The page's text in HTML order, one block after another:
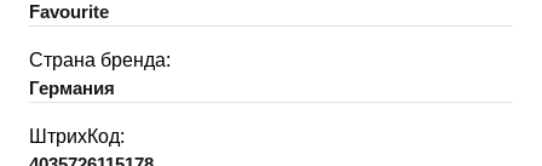
Favourite
Страна бренда:
Германия
ШтрихКод: